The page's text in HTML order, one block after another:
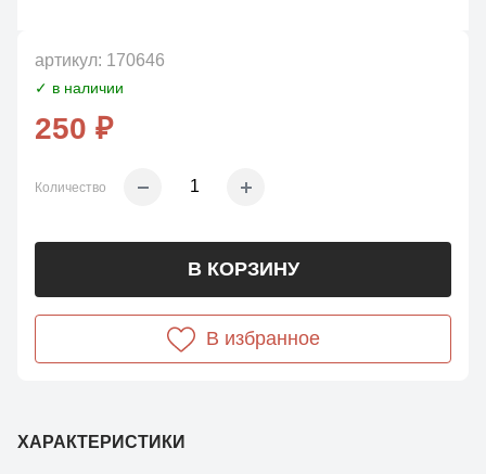
ХАРАКТЕРИСТИКИ
артикул: 170646
✓ в наличии
250 ₽
Количество
В КОРЗИНУ
В избранное